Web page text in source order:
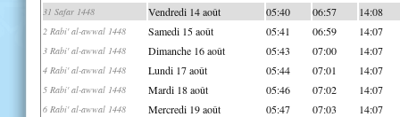
31 Safar 1448 Vendredi 14 août 05:40 06:57 14:08
2 Rabi' al-awwal 1448 Samedi 15 août 05:41 06:59 14:07
3 Rabi' al-awwal 1448 Dimanche 16 août 05:43 07:00 14:07
4 Rabi' al-awwal 1448 Lundi 17 août 05:44 07:01 14:07
5 Rabi' al-awwal 1448 Mardi 18 août 05:46 07:02 14:07
6 Rabi' al-awwal 1448 Mercredi 19 août 05:47 07:03 14:07